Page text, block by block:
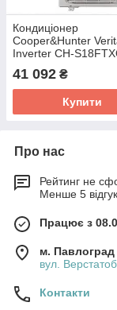
Кондиціонер
Cooper&Hunter
Inverter CH-
(WI-FI)
41 092 ₴
Купити
Про нас
Рейтинг не
Менше 5
Працює з
м. Павлоград
вул.
Контакти